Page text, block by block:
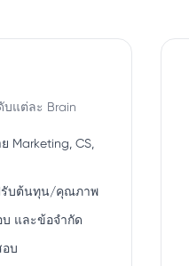
บแต่ละ Brain
Marketing, CS,
ปรับต้นทุน/คุณภาพ
บ และข้อจำกัด
อบ